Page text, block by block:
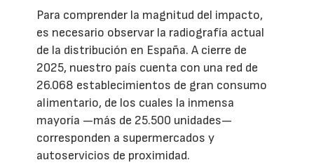
Para comprender la magnitud del impacto,
es necesario observar la radiografía actual
de la distribución en España. A cierre de
2025, nuestro país cuenta con una red de
26.068 establecimientos de gran consumo
alimentario, de los cuales la inmensa
mayoría —más de 25.500 unidades—
corresponden a supermercados y
autoservicios de proximidad.